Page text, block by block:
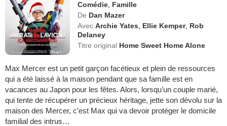
Comédie Famille
De Dan Mazer
Avec Archie Yates Ellie Kemper, Rob
Delaney
Titre original Home Sweet Home Alone
Max Mercer est un petit garçon facétieux et plein de ressources
qui a été laissé à la maison pendant que sa famille est en
vacances au Japon pour les fêtes. Alors, lorsqu’un couple marié,
qui tente de récupérer un précieux héritage, jette son dévolu sur la
maison des Mercer, c’est Max qui va devoir protéger le domicile
familial des intrus…